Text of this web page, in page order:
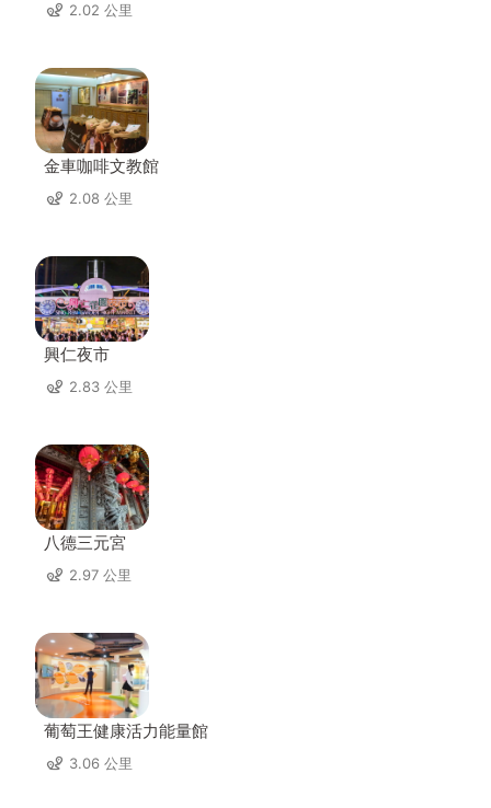
2.02 公里
金車咖啡文教館
2.08 公里
興仁夜市
2.83 公里
八德三元宮
2.97 公里
葡萄王健康活力能量館
3.06 公里